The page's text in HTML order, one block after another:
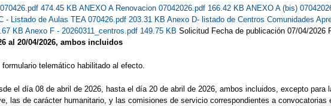
474.45 KB ANEXO A Renovacion 07042026.pdf 166.42 KB ANEXO A (bis)
- Listado de Aulas TEA 070426.pdf 203.31 KB Anexo D- listado de Centros Comunidades
KB Anexo F - 20260311_centros.pdf 149.75 KB Solicitud Fecha de publicación 07/04/2026
al 20/04/2026, ambos incluidos
telemático habilitado al efecto.
el día 08 de abril de 2026, hasta el día 20 de abril de 2026, ambos incluidos, excepto
las de carácter humanitario, y las comisiones de servicio correspondientes a convocatorias